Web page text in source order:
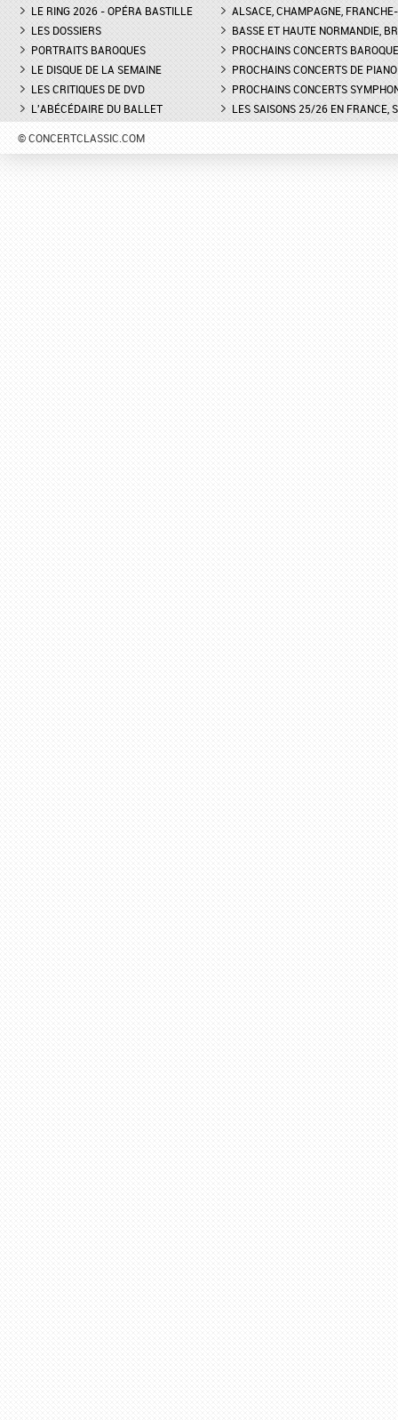
DON GIOVANNI À L'OPÉRA DE
MONTPELLIER - EXTRAIT DE
"TREMA, TREMA, O SCELLERATO!"
FESTIVAL CHOPIN À
INTERVIEW DE CLAIRE-
GUAY
LE RING 2026 - OPÉRA BASTILLE
LES DOSSIERS
PORTRAITS BAROQUES
LE DISQUE DE LA SEMAINE
LES CRITIQUES DE DVD
L'ABÉCÉDAIRE DU BALLET
ALSACE, CHAMPAGNE,
BASSE ET HAUTE NORMANDIE,
PROCHAINS CONCERTS
PROCHAINS CONCERTS DE PIANO
PROCHAINS CONCERTS
LES SAISONS 25/26 EN FRANCE,
© CONCERTCLASSIC.COM